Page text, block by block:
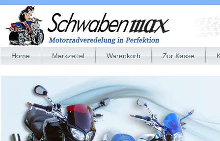
Home Merkzettel Warenkorb Zur Kasse